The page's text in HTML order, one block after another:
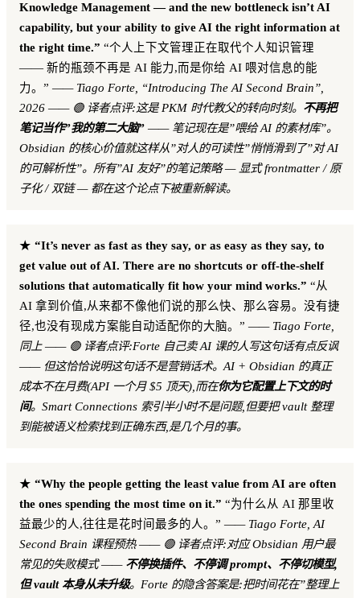
Knowledge Management — and the new bottleneck isn’t AI
capability, but your ability to give AI the right information at
the right time.” “个人上下文管理正在取代个人知识管理
—— 新的瓶颈不再是 AI 能力,而是你给 AI 喂对信息的能
力。” —— Tiago Forte, “Introducing The AI Second Brain”,
2026 —— 🟢 译者点评:这是 PKM 时代教父的转向时刻。 不再把
笔记当作”我的第二大脑” —— 笔记现在是”喂给 AI 的素材库”。
Obsidian 的核心价值就这样从”对人的可读性”悄悄滑到了”对 AI
的可解析性”。所有”AI 友好”的笔记策略 — 显式 frontmatter / 原
子化 / 双链 — 都在这个论点下被重新解读。
★ “It’s never as fast as they say, or as easy as they say, to
get value out of AI. There are no shortcuts or off-the-shelf
solutions that automatically fit how your mind works.” “从
AI 拿到价值,从来都不像他们说的那么快、那么容易。没有捷
径,也没有现成方案能自动适配你的大脑。” —— Tiago Forte,
同上 —— 🟢 译者点评:Forte 自己卖 AI 课的人写这句话有点反讽
—— 但这恰恰说明这句话不是营销话术。AI + Obsidian 的真正
成本不在月费(API 一个月 $5 顶天),而在你为它配置上下文的时
间。Smart Connections 索引半小时不是问题,但要把 vault 整理
到能被语义检索找到正确东西,是几个月的事。
★ “Why the people getting the least value from AI are often
the ones spending the most time on it.” “为什么从 AI 那里收
益最少的人,往往是花时间最多的人。” —— Tiago Forte, AI
Second Brain 课程预热 —— 🟢 译者点评:对应 Obsidian 用户最
常见的失败模式 —— 不停换插件、不停调 prompt、不停切模型,
但 vault 本身从未升级。Forte 的隐含答案是:把时间花在”整理上